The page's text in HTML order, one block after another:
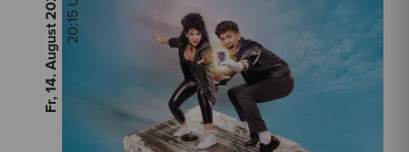
Fr, 14. August
20:15 Uhr